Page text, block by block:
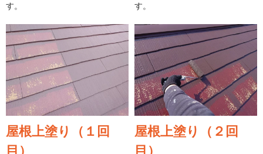
す。
す。
屋根上塗り（１回
目）
屋根上塗り（２回
目）